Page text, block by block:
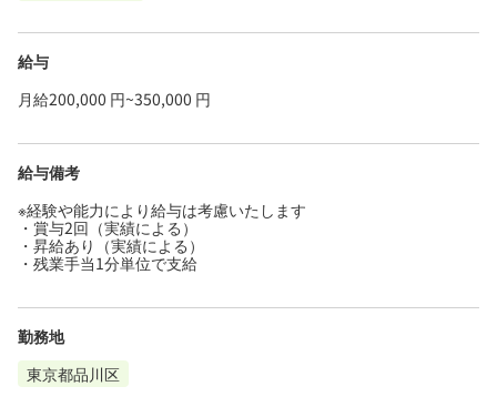
給与
月給200,000 円~350,000 円
給与備考
※経験や能力により給与は考慮いたします
・賞与2回（実績による）
・昇給あり（実績による）
・残業手当1分単位で支給
勤務地
東京都品川区